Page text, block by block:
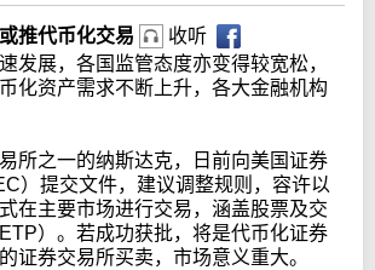
推代币化交易
收听
发展，各国监管态度亦变得较宽松，
化资产需求不断上升，各大金融机构
所之一的纳斯达克，日前向美国证券
）提交文件，建议调整规则，容许以
在主要市场进行交易，涵盖股票及交
）。若成功获批，将是代币化证券
证券交易所买卖，市场意义重大。